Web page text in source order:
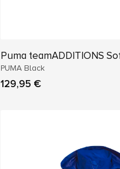
Puma teamADDITIONS
PUMA Black
129,95 €